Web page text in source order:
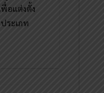
อแต่งตั้ง
ระเภท